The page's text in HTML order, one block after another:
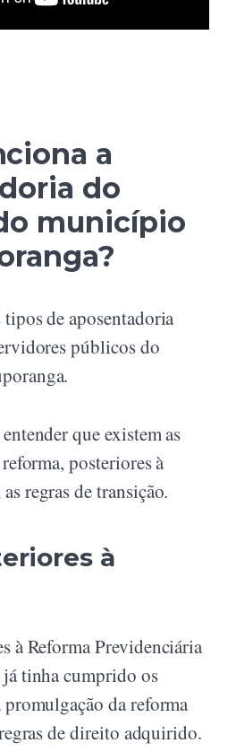
a
do
município
de aposentadoria
públicos do
que existem as
posteriores à
regras de transição.
à
à Reforma Previdenciária
já tinha cumprido os
da reforma
de direito adquirido.